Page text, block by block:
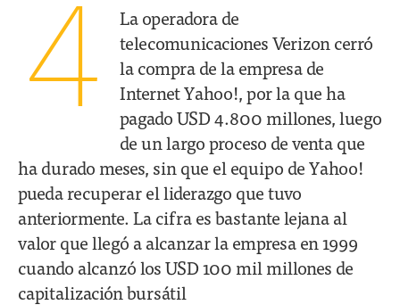
4
La operadora de
telecomunicaciones Verizon cerró
la compra de la empresa de
Internet Yahoo!, por la que ha
pagado USD 4.800 millones, luego
de un largo proceso de venta que
ha durado meses, sin que el equipo de Yahoo!
pueda recuperar el liderazgo que tuvo
anteriormente. La cifra es bastante lejana al
valor que llegó a alcanzar la empresa en 1999
cuando alcanzó los USD 100 mil millones de
capitalización bursátil